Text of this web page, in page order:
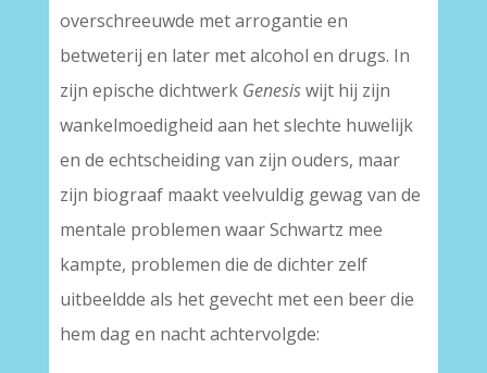
overschreeuwde met arrogantie en
betweterij en later met alcohol en drugs. In
zijn epische dichtwerk Genesiswijt hij zijn
wankelmoedigheid aan het slechte huwelijk
en de echtscheiding van zijn ouders, maar
zijn biograaf maakt veelvuldig gewag van de
mentale problemen waar Schwartz mee
kampte, problemen die de dichter zelf
uitbeeldde als het gevecht met een beer die
hem dag en nacht achtervolgde: